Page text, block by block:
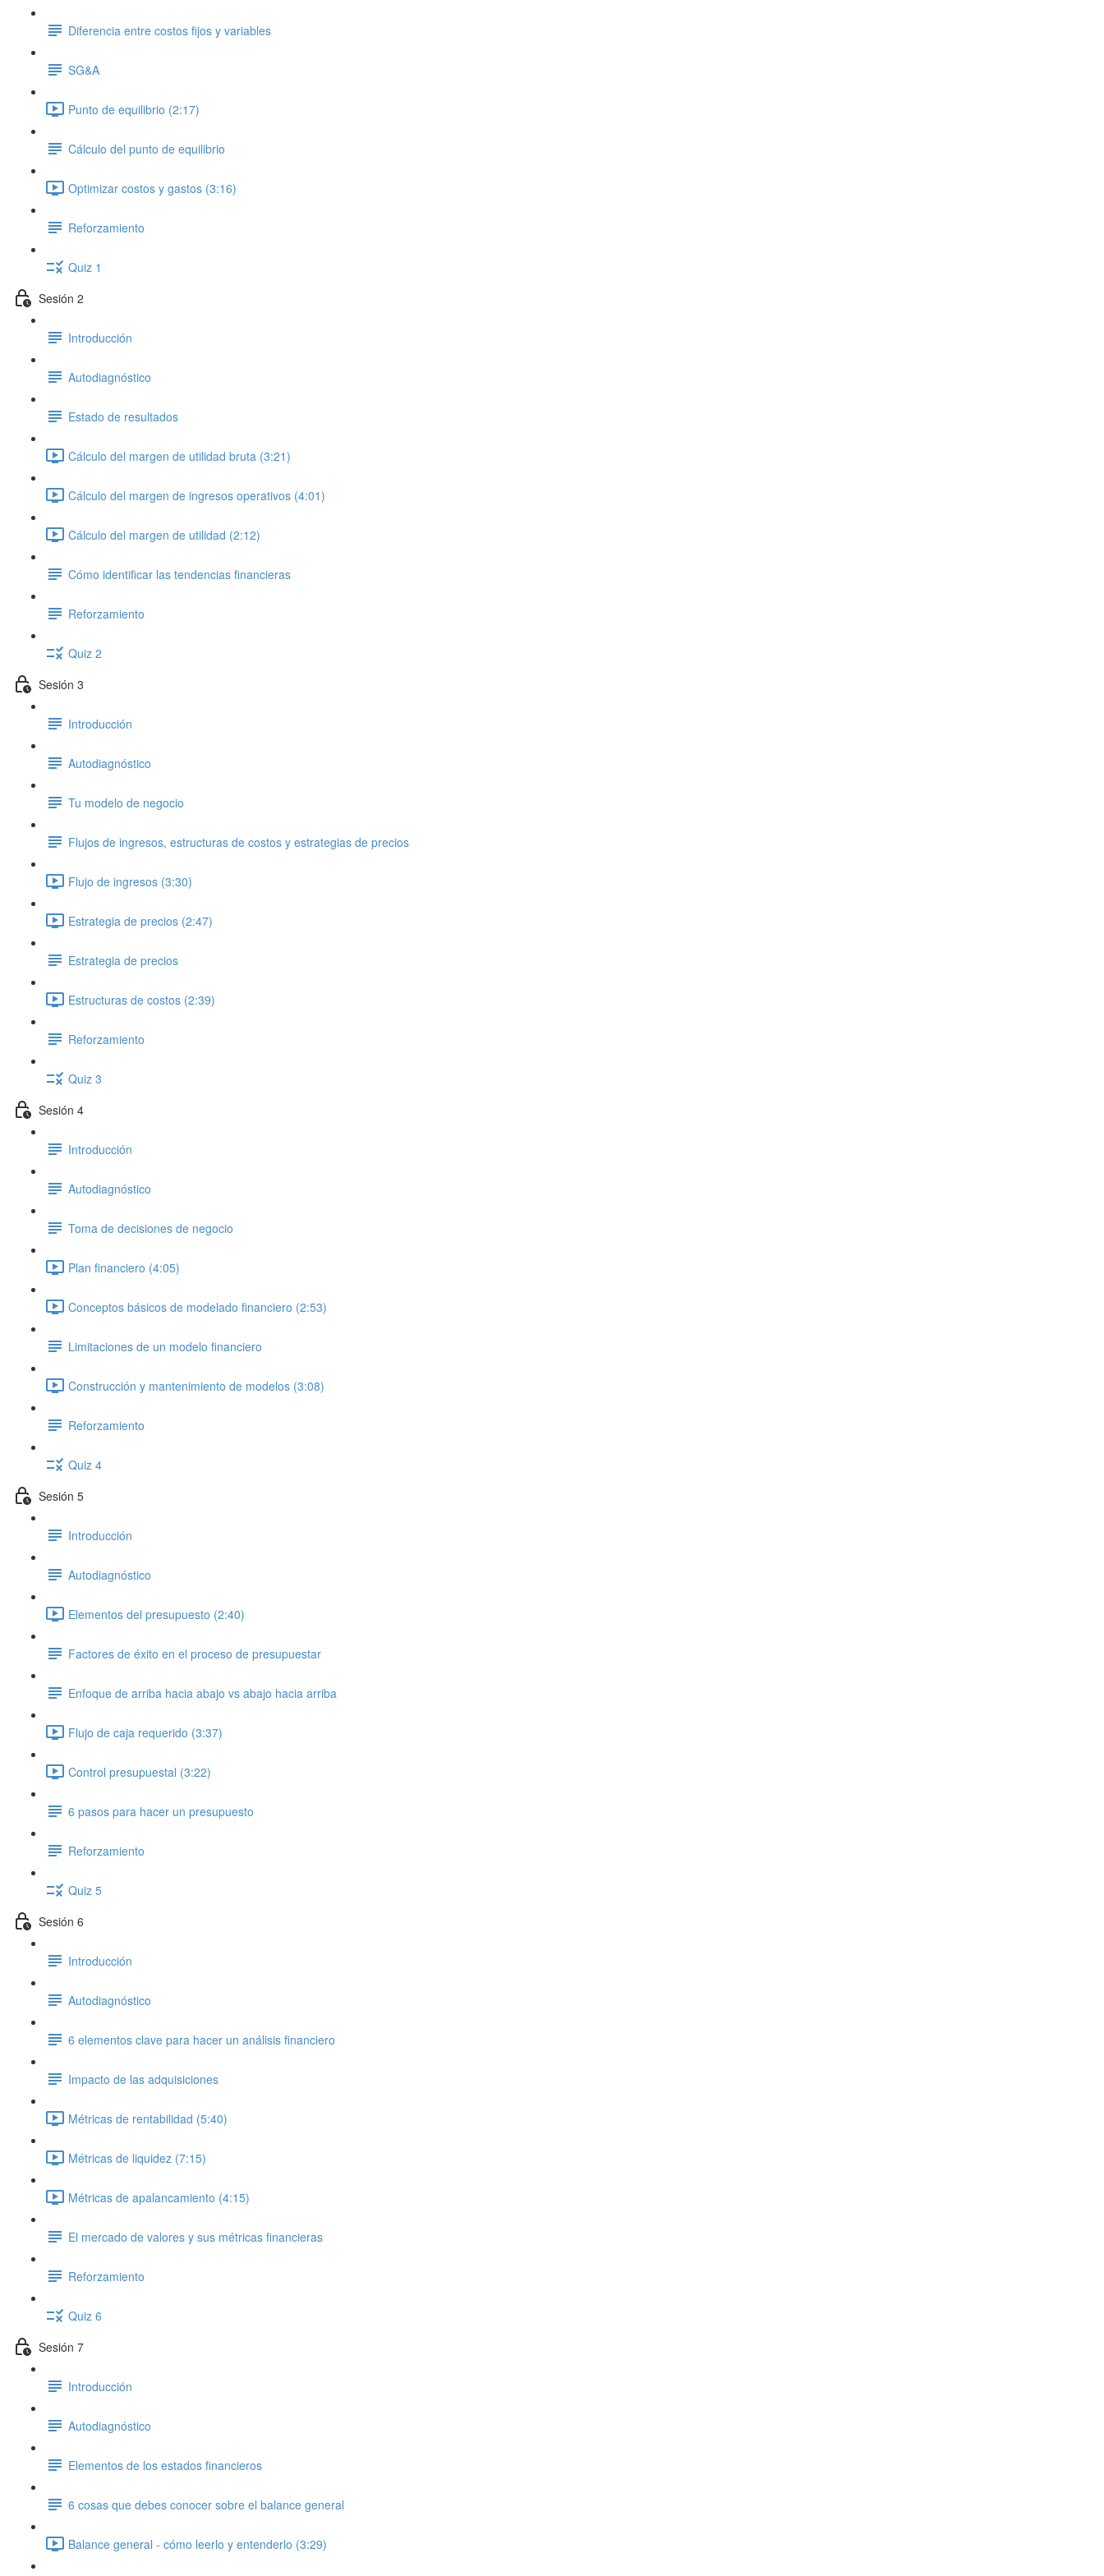
Diferencia entre costos fijos y variables
SG&A
Punto de equilibrio (2:17)
Cálculo del punto de equilibrio
Optimizar costos y gastos (3:16)
Reforzamiento
Quiz 1
Sesión 2
Introducción
Autodiagnóstico
Estado de resultados
Cálculo del margen de utilidad bruta (3:21)
Cálculo del margen de ingresos operativos (4:01)
Cálculo del margen de utilidad (2:12)
Cómo identificar las tendencias financieras
Reforzamiento
Quiz 2
Sesión 3
Introducción
Autodiagnóstico
Tu modelo de negocio
Flujos de ingresos, estructuras de costos y estrategias de precios
Flujo de ingresos (3:30)
Estrategia de precios (2:47)
Estrategia de precios
Estructuras de costos (2:39)
Reforzamiento
Quiz 3
Sesión 4
Introducción
Autodiagnóstico
Toma de decisiones de negocio
Plan financiero (4:05)
Conceptos básicos de modelado financiero (2:53)
Limitaciones de un modelo financiero
Construcción y mantenimiento de modelos (3:08)
Reforzamiento
Quiz 4
Sesión 5
Introducción
Autodiagnóstico
Elementos del presupuesto (2:40)
Factores de éxito en el proceso de presupuestar
Enfoque de arriba hacia abajo vs abajo hacia arriba
Flujo de caja requerido (3:37)
Control presupuestal (3:22)
6 pasos para hacer un presupuesto
Reforzamiento
Quiz 5
Sesión 6
Introducción
Autodiagnóstico
6 elementos clave para hacer un análisis financiero
Impacto de las adquisiciones
Métricas de rentabilidad (5:40)
Métricas de liquidez (7:15)
Métricas de apalancamiento (4:15)
El mercado de valores y sus métricas financieras
Reforzamiento
Quiz 6
Sesión 7
Introducción
Autodiagnóstico
Elementos de los estados financieros
6 cosas que debes conocer sobre el balance general
Balance general - cómo leerlo y entenderlo (3:29)